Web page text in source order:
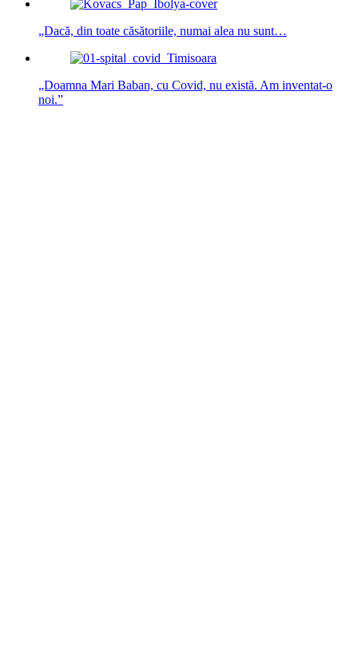
„Dacă, din toate căsătoriile, numai alea nu sunt…
„Doamna Mari Baban, cu Covid, nu există. Am inventat-o
noi.”